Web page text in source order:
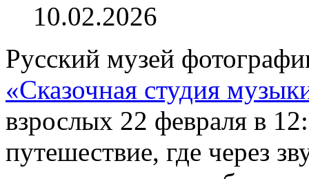
10.02.2026
Русский музей
«Сказочная студия
взрослых 22 февраля в
путешествие, где через